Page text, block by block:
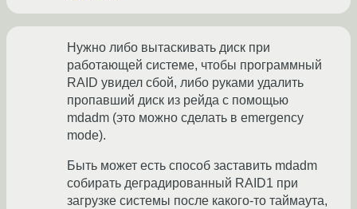
Нужно либо вытаскивать диск при
работающей системе, чтобы программный
RAID увидел сбой, либо руками удалить
пропавший диск из рейда с помощью
mdadm (это можно сделать в emergency
mode).
Быть может есть способ заставить mdadm
собирать деградированный RAID1 при
загрузке системы после какого-то таймаута,